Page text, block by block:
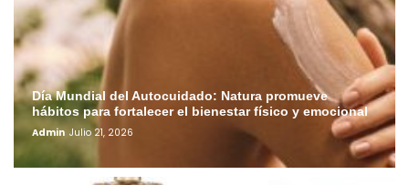
Día Mundial del Autocuidado: Natura promueve
hábitos para fortalecer el bienestar físico y emocional
Admin Julio 21, 2026